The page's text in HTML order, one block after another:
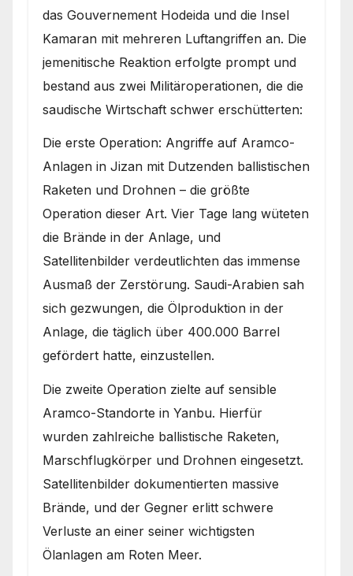
das Gouvernement Hodeida und die Insel
Kamaran mit mehreren Luftangriffen an. Die
jemenitische Reaktion erfolgte prompt und
bestand aus zwei Militäroperationen, die die
saudische Wirtschaft schwer erschütterten:
Die erste Operation: Angriffe auf Aramco-
Anlagen in Jizan mit Dutzenden ballistischen
Raketen und Drohnen – die größte
Operation dieser Art. Vier Tage lang wüteten
die Brände in der Anlage, und
Satellitenbilder verdeutlichten das immense
Ausmaß der Zerstörung. Saudi-Arabien sah
sich gezwungen, die Ölproduktion in der
Anlage, die täglich über 400.000 Barrel
gefördert hatte, einzustellen.
Die zweite Operation zielte auf sensible
Aramco-Standorte in Yanbu. Hierfür
wurden zahlreiche ballistische Raketen,
Marschflugkörper und Drohnen eingesetzt.
Satellitenbilder dokumentierten massive
Brände, und der Gegner erlitt schwere
Verluste an einer seiner wichtigsten
Ölanlagen am Roten Meer.